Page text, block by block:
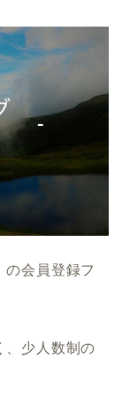
の会員登録フ
、少人数制の